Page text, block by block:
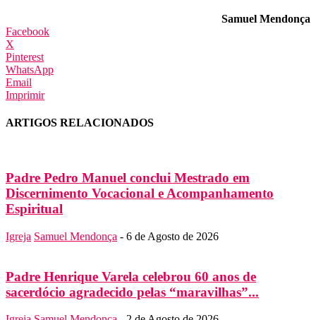
Samuel Mendonça
Facebook
X
Pinterest
WhatsApp
Email
Imprimir
ARTIGOS RELACIONADOS
Padre Pedro Manuel conclui Mestrado em
Discernimento Vocacional e Acompanhamento
Espiritual
Igreja Samuel Mendonça - 6 de Agosto de 2026
Padre Henrique Varela celebrou 60 anos de
sacerdócio agradecido pelas “maravilhas”...